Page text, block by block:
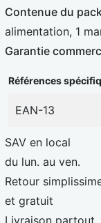
Contenue du
alimentation, 1
Garantie
Références
EAN-13
SAV en local
du lun. au ven.
Retour
et gratuit